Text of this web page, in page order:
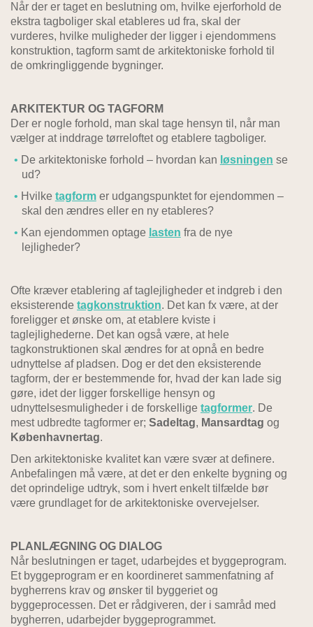
Når der er taget en beslutning om, hvilke ejerforhold de
ekstra tagboliger skal etableres ud fra, skal der
vurderes, hvilke muligheder der ligger i ejendommens
konstruktion, tagform samt de arkitektoniske forhold til
de omkringliggende bygninger.
ARKITEKTUR OG TAGFORM
Der er nogle forhold, man skal tage hensyn til, når man
vælger at inddrage tørreloftet og etablere tagboliger.
De arkitektoniske forhold – hvordan kan løsningen se
ud?
Hvilke tagformer udgangspunktet for ejendommen –
skal den ændres eller en ny etableres?
Kan ejendommen optage lasten fra de nye
lejligheder?
Ofte kræver etablering af taglejligheder et indgreb i den
eksisterende tagkonstruktion. Det kan fx være, at der
foreligger et ønske om, at etablere kviste i
taglejlighederne. Det kan også være, at hele
tagkonstruktionen skal ændres for at opnå en bedre
udnyttelse af pladsen. Dog er det den eksisterende
tagform, der er bestemmende for, hvad der kan lade sig
gøre, idet der ligger forskellige hensyn og
udnyttelsesmuligheder i de forskellige tagformer. De
mest udbredte tagformer er; Sadeltag, Mansardtag og
Københavnertag.
Den arkitektoniske kvalitet kan være svær at definere.
Anbefalingen må være, at det er den enkelte bygning og
det oprindelige udtryk, som i hvert enkelt tilfælde bør
være grundlaget for de arkitektoniske overvejelser.
PLANLÆGNING OG DIALOG
Når beslutningen er taget, udarbejdes et byggeprogram.
Et byggeprogram er en koordineret sammenfatning af
bygherrens krav og ønsker til byggeriet og
byggeprocessen. Det er rådgiveren, der i samråd med
bygherren, udarbejder byggeprogrammet.